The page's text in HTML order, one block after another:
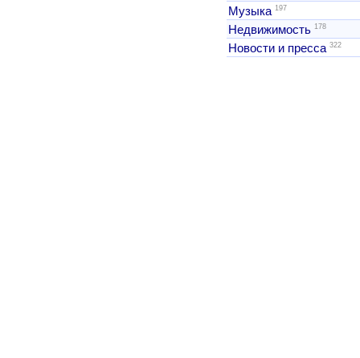
Музыка 197
Недвижимость 178
Новости и пресса 322